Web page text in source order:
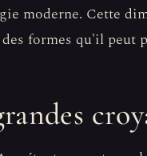
moderne. Cette
formes qu'il peut